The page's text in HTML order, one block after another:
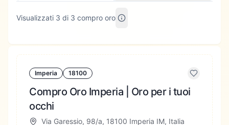
Visualizzati 3 di 3 compro oro
Imperia 18100
Compro Oro Imperia | Oro per i tuoi
occhi
Via Garessio, 98/a, 18100 Imperia IM, Italia